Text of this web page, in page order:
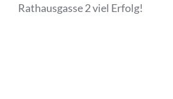
Rathausgasse 2 viel Erfolg!